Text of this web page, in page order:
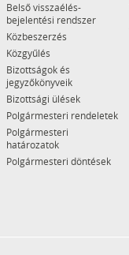
Belső visszaélés-
bejelentési rendszer
Közbeszerzés
Közgyűlés
Bizottságok és
jegyzőkönyveik
Bizottsági ülések
Polgármesteri rendeletek
Polgármesteri
határozatok
Polgármesteri döntések